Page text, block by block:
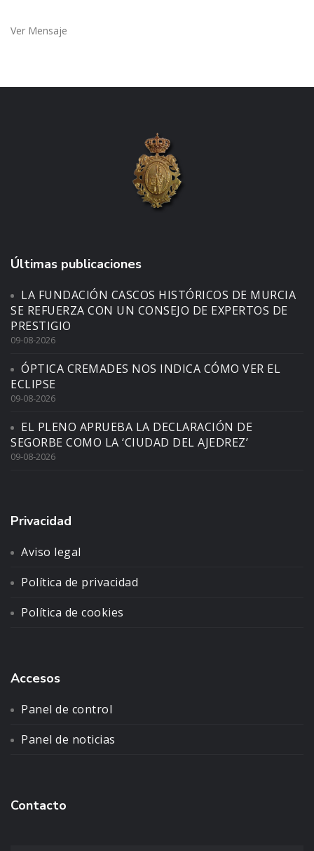
Ver Mensaje
Últimas publicaciones
LA FUNDACIÓN CASCOS HISTÓRICOS DE MURCIA
SE REFUERZA CON UN CONSEJO DE EXPERTOS DE
PRESTIGIO
09-08-2026
ÓPTICA CREMADES NOS INDICA CÓMO VER EL
ECLIPSE
09-08-2026
EL PLENO APRUEBA LA DECLARACIÓN DE
SEGORBE COMO LA ‘CIUDAD DEL AJEDREZ’
09-08-2026
Privacidad
Aviso legal
Política de privacidad
Política de cookies
Accesos
Panel de control
Panel de noticias
Contacto